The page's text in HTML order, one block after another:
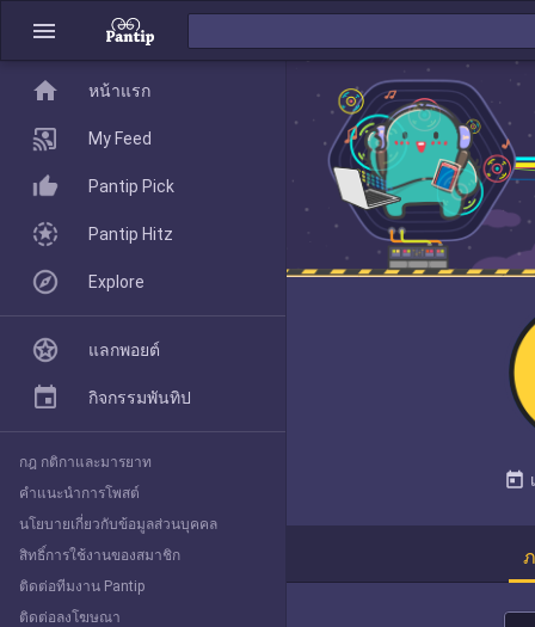
menu
today
home
Pantip Pick
Explore
home หน้าแรก
My Feed
Pantip Pick
Pantip Hitz
Explore
แลกพอยต์
กิจกรรมพันทิป
กฎ กติกาและมารยาท
คำแนะนำการโพสต์
นโยบายเกี่ยวกับข้อมูลส่วนบุคคล
สิทธิ์การใช้งานของสมาชิก
ติดต่อทีมงาน Pantip
ติดต่อลงโฆษณา